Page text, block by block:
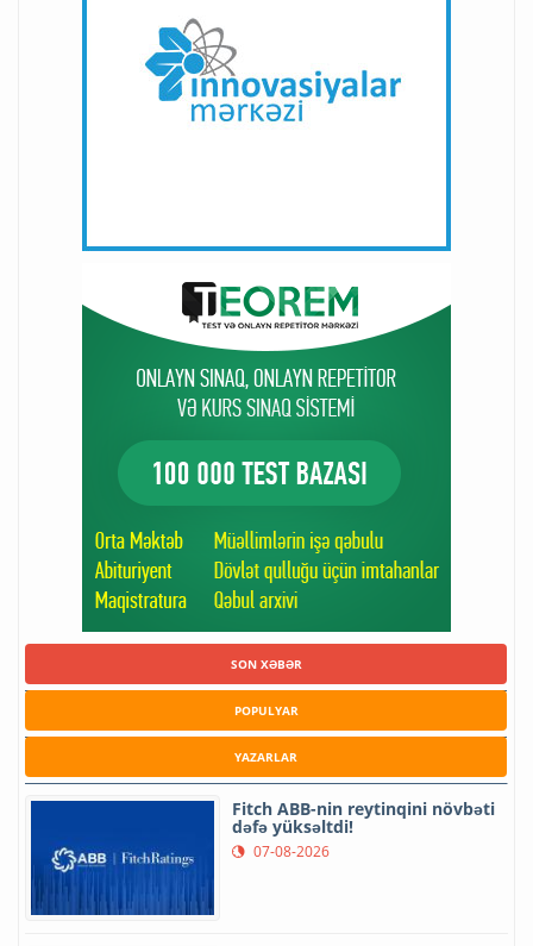
SON XƏBƏR
POPULYAR
YAZARLAR
Fitch ABB-nin reytinqini növbəti
dəfə yüksəltdi!
07-08-2026